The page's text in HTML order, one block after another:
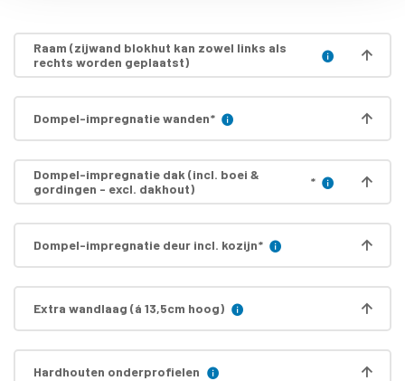
Raam (zijwand blokhut kan zowel links als
rechts worden geplaatst)
Dompel-impregnatie wanden*
Dompel-impregnatie dak (incl. boei &
gordingen - excl. dakhout)
*
Dompel-impregnatie deur incl. kozijn*
Extra wandlaag (á 13,5cm hoog)
Hardhouten onderprofielen